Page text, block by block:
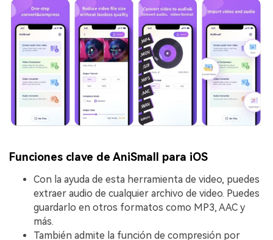
Funciones clave de AniSmall para iOS
Con la ayuda de esta herramienta de video, puedes
extraer audio de cualquier archivo de video. Puedes
guardarlo en otros formatos como MP3, AAC y
más.
También admite la función de compresión por